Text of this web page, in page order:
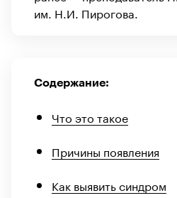
им. Н.И. Пирогова.
Содержание:
Что это такое
Причины появления
Как выявить синдром